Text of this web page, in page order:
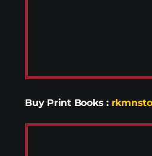
Buy Print Books :